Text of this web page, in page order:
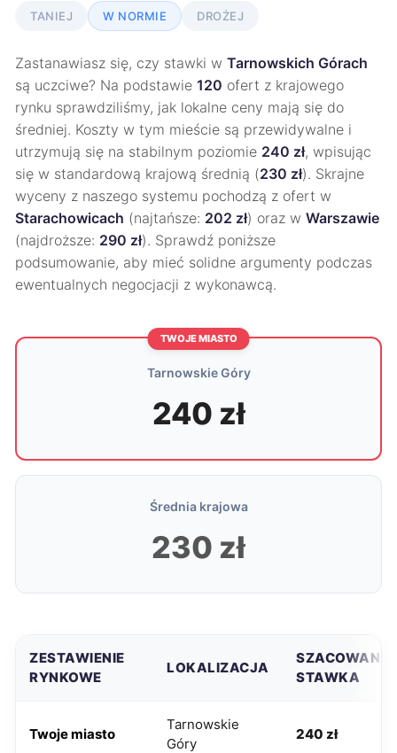
TANIEJ W NORMIE DROŻEJ
Zastanawiasz się, czy stawki w Tarnowskich Górach
są uczciwe? Na podstawie 120 ofert z krajowego
rynku sprawdziliśmy, jak lokalne ceny mają się do
średniej. Koszty w tym mieście są przewidywalne i
utrzymują się na stabilnym poziomie 240 zł, wpisując
się w standardową krajową średnią (230 zł). Skrajne
wyceny z naszego systemu pochodzą z ofert w
Starachowicach (najtańsze: 202 zł) oraz w Warszawie
(najdroższe: 290 zł). Sprawdź poniższe
podsumowanie, aby mieć solidne argumenty podczas
ewentualnych negocjacji z wykonawcą.
TWOJE MIASTO
Tarnowskie Góry
240 zł
Średnia krajowa
230 zł
ZESTAWIENIE
RYNKOWE
LOKALIZACJA
SZACOWANA
STAWKA
Twoje miasto
Tarnowskie
Góry
240 zł